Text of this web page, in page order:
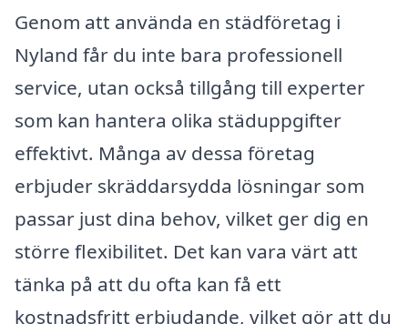
Genom att använda en städföretag i
Nyland får du inte bara professionell
service, utan också tillgång till experter
som kan hantera olika städuppgifter
effektivt. Många av dessa företag
erbjuder skräddarsydda lösningar som
passar just dina behov, vilket ger dig en
större flexibilitet. Det kan vara värt att
tänka på att du ofta kan få ett
kostnadsfritt erbjudande, vilket gör att du